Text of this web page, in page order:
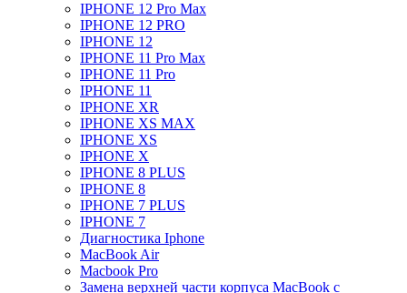
IPHONE 12 Pro Max
IPHONE 12 PRO
IPHONE 12
IPHONE 11 Pro Max
IPHONE 11 Pro
IPHONE 11
IPHONE XR
IPHONE XS MAX
IPHONE XS
IPHONE X
IPHONE 8 PLUS
IPHONE 8
IPHONE 7 PLUS
IPHONE 7
Диагностика Iphone
MacBook Air
Macbook Pro
Замена верхней части корпуса MacBook с